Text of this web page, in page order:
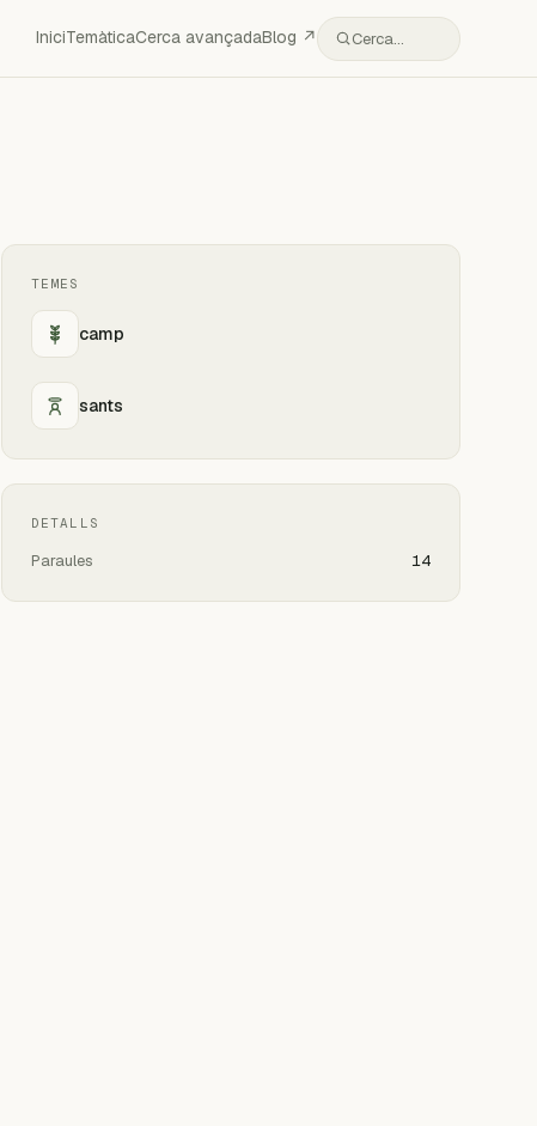
IniciTemàticaCerca avançadaBlog ↗ Cerca…
TEMES
camp
sants
DETALLS
Paraules 14